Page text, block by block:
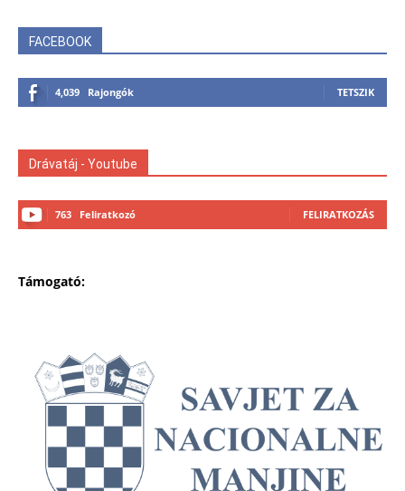
FACEBOOK
4,039 Rajongók TETSZIK
Drávatáj - Youtube
763 Feliratkozó FELIRATKOZÁS
Támogató: